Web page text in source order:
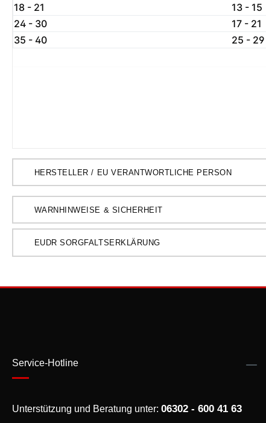
18 - 21
13 - 15
24 - 30
17 - 21
35 - 40
25 - 29
HERSTELLER / EU VERANTWORTLICHE PERSON
WARNHINWEISE & SICHERHEIT
EUDR SORGFALTSERKLÄRUNG
Service-Hotline
Unterstützung und Beratung unter: 06302 - 600 41 63